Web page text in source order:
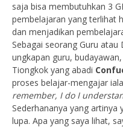
saja bisa membutuhkan 3
pembelajaran yang terlihat
dan menjadikan
Sebagai seorang Guru
ungkapan guru,
Tiongkok yang abadi
proses belajar-mengajar
remember, I do I
Sederhananya yang artinya
lupa. Apa yang saya lihat,